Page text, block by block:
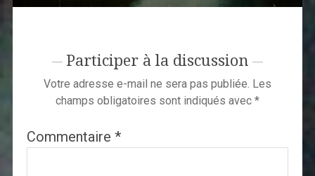
Participer à la discussion
Votre adresse e-mail ne sera pas publiée. Les
champs obligatoires sont indiqués avec *
Commentaire *